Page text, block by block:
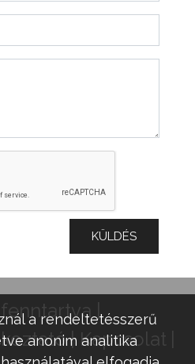
KÜLDÉS
|
Kapcsolat
a rendeltetésszerű
anonim analitika